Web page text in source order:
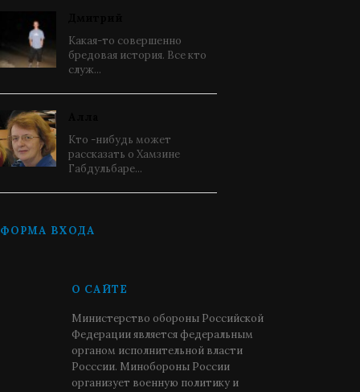
Какая-то совершенно
бредовая история. Все кто
служ...
Кто -нибудь может
рассказать о Хамзине
Габдульбаре...
ФОРМА ВХОДА
О САЙТЕ
Министерство обороны Российской
Федерации является федеральным
органом исполнительной власти
Росссии. Минобороны России
организует военную политику и